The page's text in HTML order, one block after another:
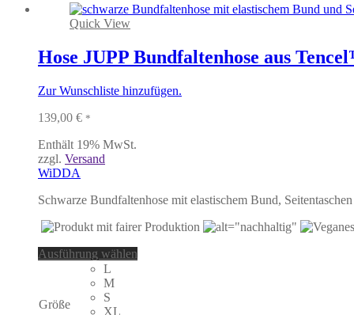
Die
auf
der
gewählt
Quick View
Hose JUPP Bundfaltenhose aus
Zur Wunschliste hinzufügen.
139,00 € *
Enthält 19% MwSt.
zzgl. Versand
WiDDA
Schwarze Bundfaltenhose mit elastischem Bund,
Ausführung wählen
Größe
L
M
S
XL